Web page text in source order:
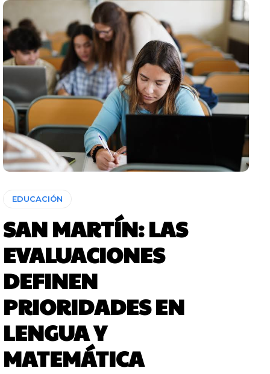
EDUCACIÓN
SAN MARTÍN: LAS
EVALUACIONES
DEFINEN
PRIORIDADES EN
LENGUA Y
MATEMÁTICA